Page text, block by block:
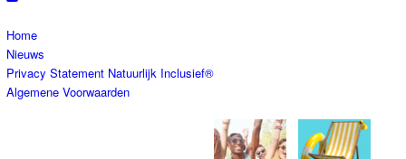
Home
Nieuws
Privacy Statement Natuurlijk Inclusief®
Algemene Voorwaarden